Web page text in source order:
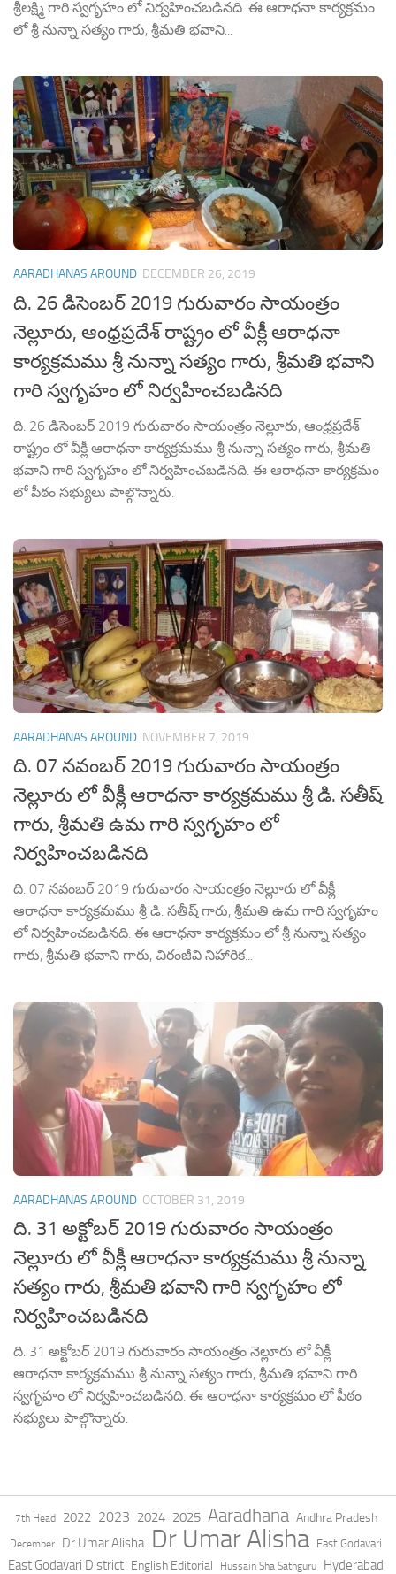
శ్రీలక్ష్మి గారి స్వగృహం లో నిర్వహించబడినది. ఈ ఆరాధనా కార్యక్రమం
లో శ్రీ నున్నా సత్యం గారు, శ్రీమతి భవాని...
AARADHANAS AROUND DECEMBER 26, 2019
ది. 26 డిసెంబర్ 2019 గురువారం సాయంత్రం
నెల్లూరు, ఆంధ్రప్రదేశ్ రాష్ట్రం లో వీక్లీ ఆరాధనా
కార్యక్రమము శ్రీ నున్నా సత్యం గారు, శ్రీమతి భవాని
గారి స్వగృహం లో నిర్వహించబడినది
ది. 26 డిసెంబర్ 2019 గురువారం సాయంత్రం నెల్లూరు, ఆంధ్రప్రదేశ్
రాష్ట్రం లో వీక్లీ ఆరాధనా కార్యక్రమము శ్రీ నున్నా సత్యం గారు, శ్రీమతి
భవాని గారి స్వగృహం లో నిర్వహించబడినది. ఈ ఆరాధనా కార్యక్రమం
లో పీఠం సభ్యులు పాల్గొన్నారు.
AARADHANAS AROUND NOVEMBER 7, 2019
ది. 07 నవంబర్ 2019 గురువారం సాయంత్రం
నెల్లూరు లో వీక్లీ ఆరాధనా కార్యక్రమము శ్రీ డి. సతీష్
గారు, శ్రీమతి ఉమ గారి స్వగృహం లో
నిర్వహించబడినది
ది. 07 నవంబర్ 2019 గురువారం సాయంత్రం నెల్లూరు లో వీక్లీ
ఆరాధనా కార్యక్రమము శ్రీ డి. సతీష్ గారు, శ్రీమతి ఉమ గారి స్వగృహం
లో నిర్వహించబడినది. ఈ ఆరాధనా కార్యక్రమం లో శ్రీ నున్నా సత్యం
గారు, శ్రీమతి భవాని గారు, చిరంజీవి నిహారిక...
AARADHANAS AROUND OCTOBER 31, 2019
ది. 31 అక్టోబర్ 2019 గురువారం సాయంత్రం
నెల్లూరు లో వీక్లీ ఆరాధనా కార్యక్రమము శ్రీ నున్నా
సత్యం గారు, శ్రీమతి భవాని గారి స్వగృహం లో
నిర్వహించబడినది
ది. 31 అక్టోబర్ 2019 గురువారం సాయంత్రం నెల్లూరు లో వీక్లీ
ఆరాధనా కార్యక్రమము శ్రీ నున్నా సత్యం గారు, శ్రీమతి భవాని గారి
స్వగృహం లో నిర్వహించబడినది. ఈ ఆరాధనా కార్యక్రమం లో పీఠం
సభ్యులు పాల్గొన్నారు.
7th Head 2022 2023 2024 2025 Aaradhana Andhra Pradesh
December Dr.Umar Alisha Dr Umar Alisha East Godavari
East Godavari District English Editorial Hussain Sha Sathguru Hyderabad